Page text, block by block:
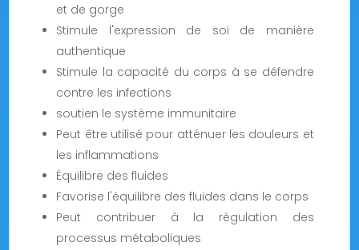
et de gorge
Stimule l'expression de soi de manière
authentique
Stimule la capacité du corps à se défendre
contre les infections
soutien le système immunitaire
Peut être utilisé pour atténuer les douleurs et
les inflammations
Équilibre des fluides
Favorise l'équilibre des fluides dans le corps
Peut contribuer à la régulation des
processus métaboliques